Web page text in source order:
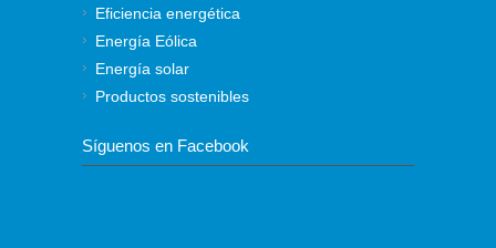
Eficiencia energética
Energía Eólica
Energía solar
Productos sostenibles
Síguenos en Facebook